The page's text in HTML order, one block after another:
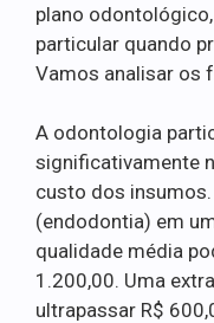
plano
particular quando
Vamos analisar os
A odontologia
significativamente
custo dos
(endodontia) em
qualidade média
1.200,00. Uma
ultrapassar R$